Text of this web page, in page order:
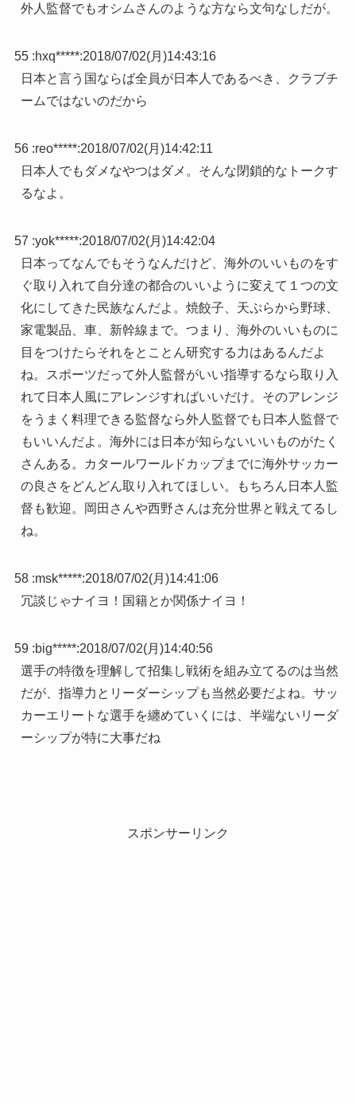
外人監督でもオシムさんのような方なら文句なしだが。
55 :hxq*****:2018/07/02(月)14:43:16
日本と言う国ならば全員が日本人であるべき、クラブチ
ームではないのだから
56 :reo*****:2018/07/02(月)14:42:11
日本人でもダメなやつはダメ。そんな閉鎖的なトークす
るなよ。
57 :yok*****:2018/07/02(月)14:42:04
日本ってなんでもそうなんだけど、海外のいいものをす
ぐ取り入れて自分達の都合のいいように変えて１つの文
化にしてきた民族なんだよ。焼餃子、天ぷらから野球、
家電製品、車、新幹線まで。つまり、海外のいいものに
目をつけたらそれをとことん研究する力はあるんだよ
ね。スポーツだって外人監督がいい指導するなら取り入
れて日本人風にアレンジすればいいだけ。そのアレンジ
をうまく料理できる監督なら外人監督でも日本人監督で
もいいんだよ。海外には日本が知らないいいものがたく
さんある。カタールワールドカップまでに海外サッカー
の良さをどんどん取り入れてほしい。もちろん日本人監
督も歓迎。岡田さんや西野さんは充分世界と戦えてるし
ね。
58 :msk*****:2018/07/02(月)14:41:06
冗談じゃナイヨ！国籍とか関係ナイヨ！
59 :big*****:2018/07/02(月)14:40:56
選手の特徴を理解して招集し戦術を組み立てるのは当然
だが、指導力とリーダーシップも当然必要だよね。サッ
カーエリートな選手を纏めていくには、半端ないリーダ
ーシップが特に大事だね
スポンサーリンク